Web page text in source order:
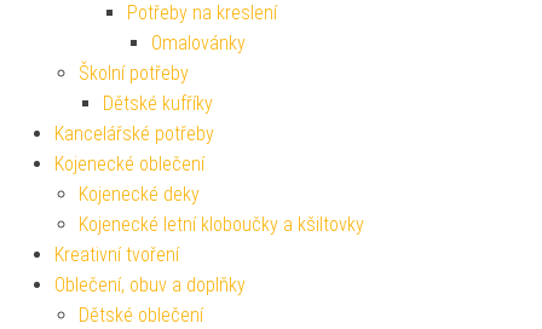
Potřeby na kreslení
Omalovánky
Školní potřeby
Dětské kufříky
Kancelářské potřeby
Kojenecké oblečení
Kojenecké deky
Kojenecké letní kloboučky a kšiltovky
Kreativní tvoření
Oblečení, obuv a doplňky
Dětské oblečení